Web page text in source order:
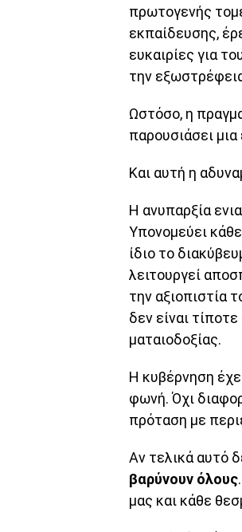
πρωτογενής
εκπαίδευσης,
ευκαιρίες για
την
Ωστόσο, η
παρουσιάσει
Και αυτή η
Η ανυπαρξία
Υπονομεύει
ίδιο το
λειτουργεί
την αξιοπιστία
δεν είναι
ματαιοδοξίας.
Η κυβέρνηση
φωνή. Όχι
πρόταση με
Αν τελικά αυτό
βαρύνουν όλους
μας και κάθε